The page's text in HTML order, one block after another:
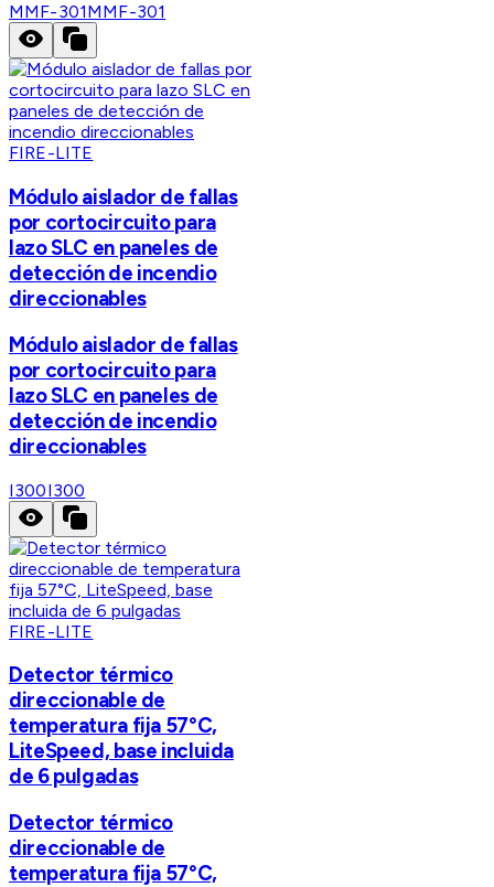
MMF-301MMF-301
FIRE-LITE
Módulo aislador de fallas
por cortocircuito para
lazo SLC en paneles de
detección de incendio
direccionables
Módulo aislador de fallas
por cortocircuito para
lazo SLC en paneles de
detección de incendio
direccionables
I300I300
FIRE-LITE
Detector térmico
direccionable de
temperatura fija 57°C,
LiteSpeed, base incluida
de 6 pulgadas
Detector térmico
direccionable de
temperatura fija 57°C,